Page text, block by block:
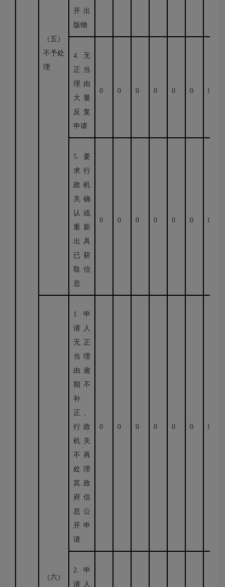
（五）
不予处
理
开出
版物
4.无
正当
理由
大量
反复
申请
0 0 0 0 0 0 0
5.要
求行
政机
关确
认或
重新
出具
已获
取信
息
0 0 0 0 0 0 0
（六）
1.申
请人
无正
当理
由逾
期不
补
正、
行政
机关
不再
处理
其政
府信
息公
开申
请
0 0 0 0 0 0 0
2.申
请人